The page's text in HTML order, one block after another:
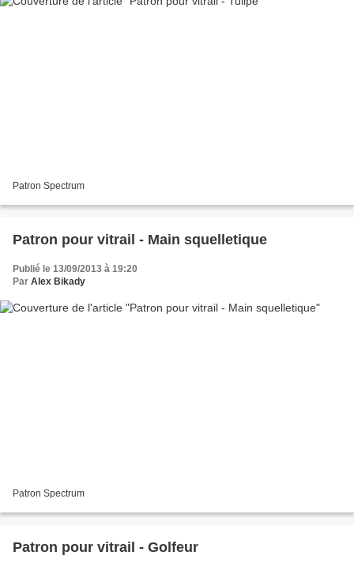
Patron Spectrum
Patron pour vitrail - Main squelletique
Publié le 13/09/2013 à 19:20
Par Alex Bikady
Patron Spectrum
Patron pour vitrail - Golfeur